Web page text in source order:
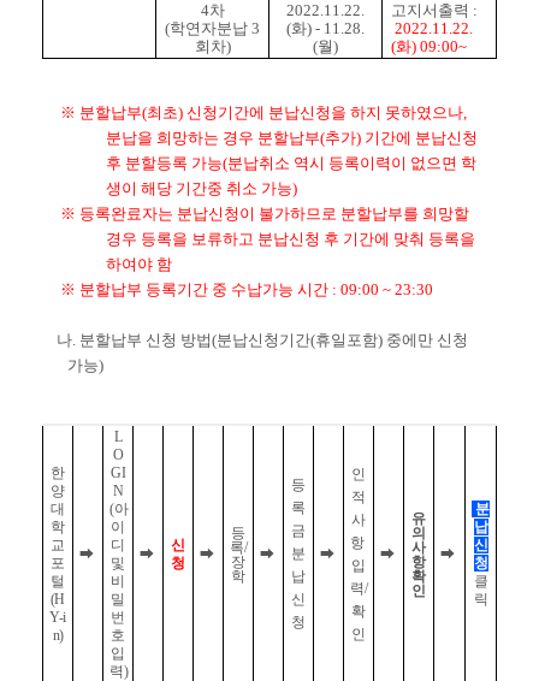
4차
(학연자분납 3
회차)
2022.11.22.
(화) - 11.28.
(월)
고지서출력 :
2022.11.22.
(화) 09:00~
※ 분할납부(최초) 신청기간에 분납신청을 하지 못하였으나,
분납을 희망하는 경우 분할납부(추가) 기간에 분납신청
후 분할등록 가능(분납취소 역시 등록이력이 없으면 학
생이 해당 기간중 취소 가능)
※ 등록완료자는 분납신청이 불가하므로 분할납부를 희망할
경우 등록을 보류하고 분납신청 후 기간에 맞춰 등록을
하여야 함
※ 분할납부 등록기간 중 수납가능 시간 : 09:00 ~ 23:30
나. 분할납부 신청 방법(분납신청기간(휴일포함) 중에만 신청
가능)
한
양
대
학
교
포
털
(H
Y-i
n)
➡
L
O
GI
N
(아
이
디
및
비
밀
번
호
입
력)
➡
신
청
➡
등
록/
장
학
➡
등
록
금
분
납
신
청
➡
인
적
사
항
입
력/
확
인
➡
유
의
사
항
확
인
➡
분
납
신
청
클
릭